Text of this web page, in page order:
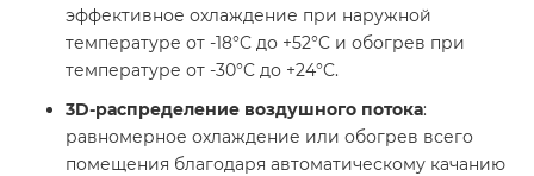
эффективное охлаждение при наружной
температуре от -18°C до +52°C и обогрев при
температуре от -30°C до +24°C.
3D-распределение воздушного потока:
равномерное охлаждение или обогрев всего
помещения благодаря автоматическому качанию